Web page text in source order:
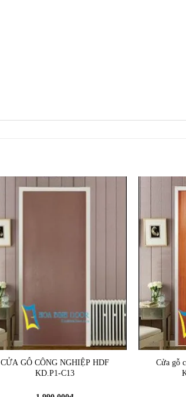
CỬA GỖ CÔNG NGHIỆP HDF
KD.P1-C13
Cửa gỗ